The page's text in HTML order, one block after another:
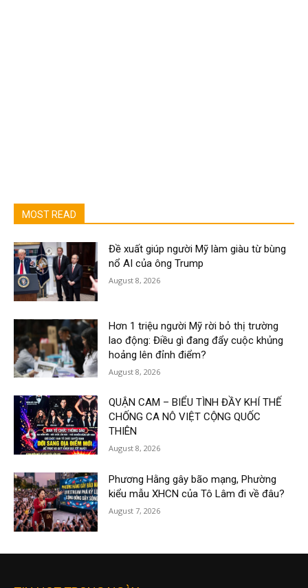
MOST READ
Đề xuất giúp người Mỹ làm giàu từ bùng
nổ AI của ông Trump
August 8, 2026
Hơn 1 triệu người Mỹ rời bỏ thị trường
lao động: Điều gì đang đẩy cuộc khủng
hoảng lên đỉnh điểm?
August 8, 2026
QUẬN CAM – BIỂU TÌNH ĐẦY KHÍ THẾ
CHỐNG CA NÔ VIỆT CỘNG QUỐC
THIÊN
August 8, 2026
Phương Hằng gây bão mạng, Phường
kiểu mẫu XHCN của Tô Lâm đi về đâu?
August 7, 2026